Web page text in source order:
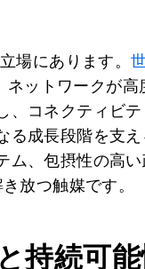
場にあります。
ットワークが高
、コネクティビ
る成長段階を支
ム、包摂性の高
放つ触媒です。
持続可